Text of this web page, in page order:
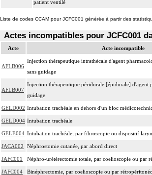
patient ventilé
Liste de codes CCAM pour JCFC001 générée à partir des
Actes incompatibles pour JCFC001
Acte Acte incompatible
AFLB006
Injection thérapeutique intrathécale d'agent
sans guidage
AFLB007
Injection thérapeutique péridurale [épidurale] d'agent
guidage
GELD002 Intubation trachéale en dehors d'un bloc
GELD004 Intubation trachéale
GELE004 Intubation trachéale, par fibroscopie ou dispositif
JACA002 Néphrostomie cutanée, par abord direct
JAFC001 Néphro-urétérectomie totale, par coelioscopie ou par
JAFC004 Binéphrectomie, par coelioscopie ou par